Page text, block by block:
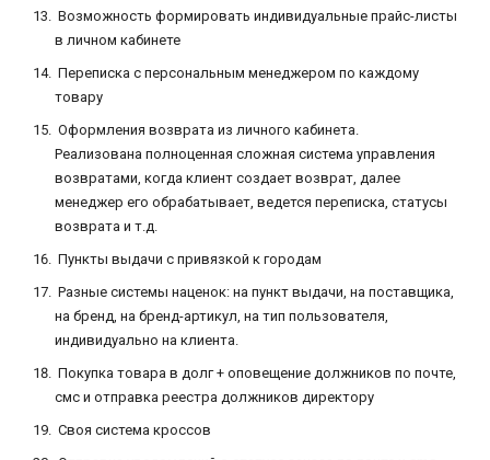
Возможность формировать индивидуальные прайс-листы
в личном кабинете
Переписка с персональным менеджером по каждому
товару
Оформления возврата из личного кабинета.
Реализована полноценная сложная система управления
возвратами, когда клиент создает возврат, далее
менеджер его обрабатывает, ведется переписка, статусы
возврата и т.д.
Пункты выдачи с привязкой к городам
Разные системы наценок: на пункт выдачи, на поставщика,
на бренд, на бренд-артикул, на тип пользователя,
индивидуально на клиента.
Покупка товара в долг + оповещение должников по почте,
смс и отправка реестра должников директору
Своя система кроссов